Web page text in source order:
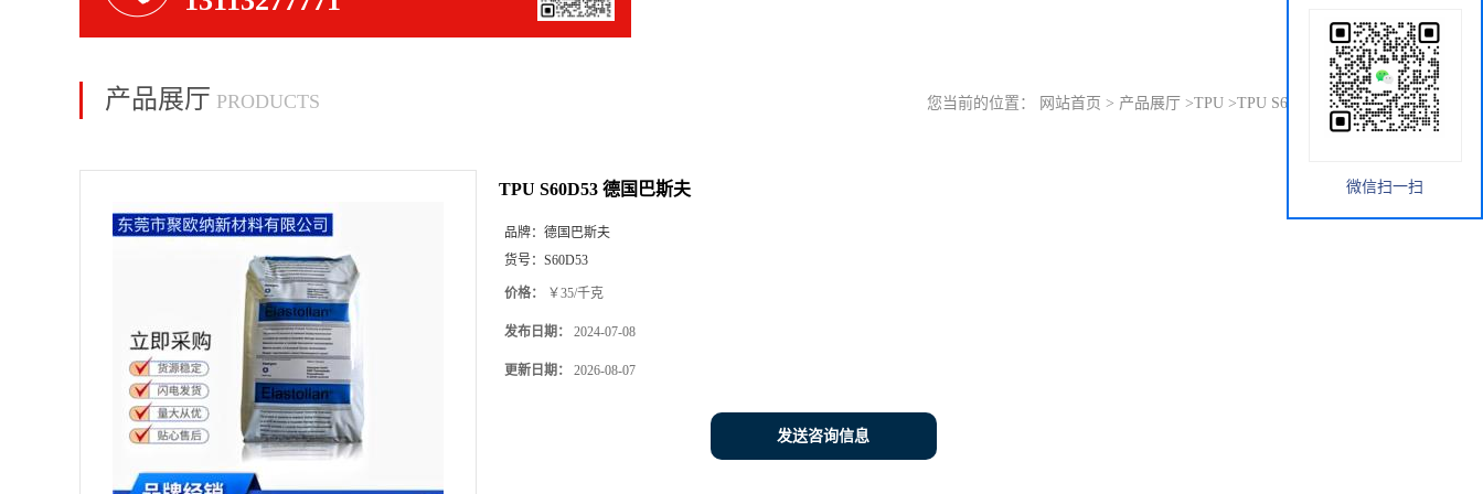
产品展厅 PRODUCTS 您当前的位置： 网站首页 > 产品展厅 >TPU >TPU S60D53 德国巴斯夫
TPU S60D53 德国巴斯夫
品牌： 德国巴斯夫
货号： S60D53
价格： ￥35/千克
发布日期： 2024-07-08
更新日期： 2026-08-07
发送咨询信息
微信扫一扫